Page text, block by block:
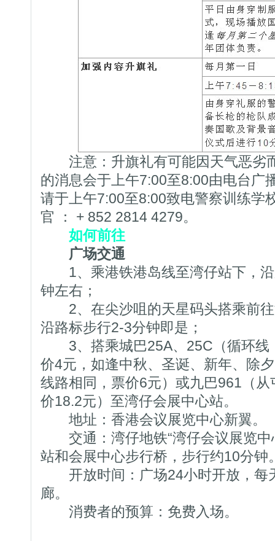
注意：升旗礼有可能因天气恶劣
的消息会于上午7:00至8:00由电台广
请于上午7:00至8:00致电警察训练学
官 ： + 852 2814 4279。
如何前往
广场交通
1、乘港铁港岛线至湾仔站下，沿
钟左右；
2、在尖沙咀的天星码头搭乘前往
沿路标步行2-3分钟即是；
3、搭乘城巴25A、25C（循环线
价4元，如逢中秋、圣诞、新年、除
线路相同，票价6元）或九巴961（
价18.2元）至湾仔会展中心站。
地址：香港会议展览中心新翼。
交通：湾仔地铁“湾仔会议展览中
站和会展中心步行桥，步行约10分钟
开放时间：广场24小时开放，每
廊。
消费者的预算：免费入场。